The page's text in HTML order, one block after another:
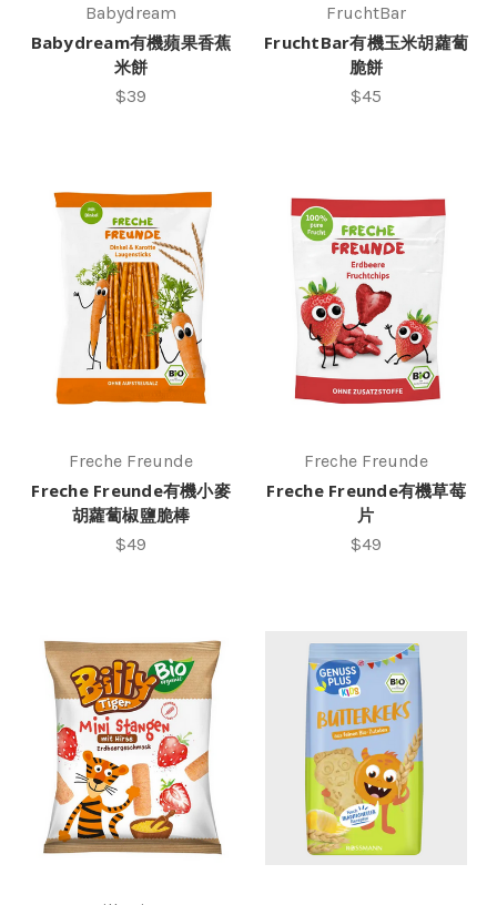
Babydream
Babydream有機蘋果香蕉
米餅
$39
FruchtBar
FruchtBar有機玉米胡蘿蔔
脆餅
$45
Freche Freunde
Freche Freunde有機小麥
胡蘿蔔椒鹽脆棒
$49
Freche Freunde
Freche Freunde有機草莓
片
$49